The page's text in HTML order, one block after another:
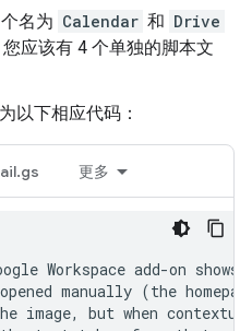
名为 Calendar 和 Drive
应该有 4 个单独的脚本文
以下相应代码：
更多
Workspace add-on shows
opened manually (the
image, but when